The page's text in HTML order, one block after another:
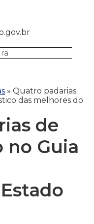
» Quatro padarias
das melhores do
de
no Guia